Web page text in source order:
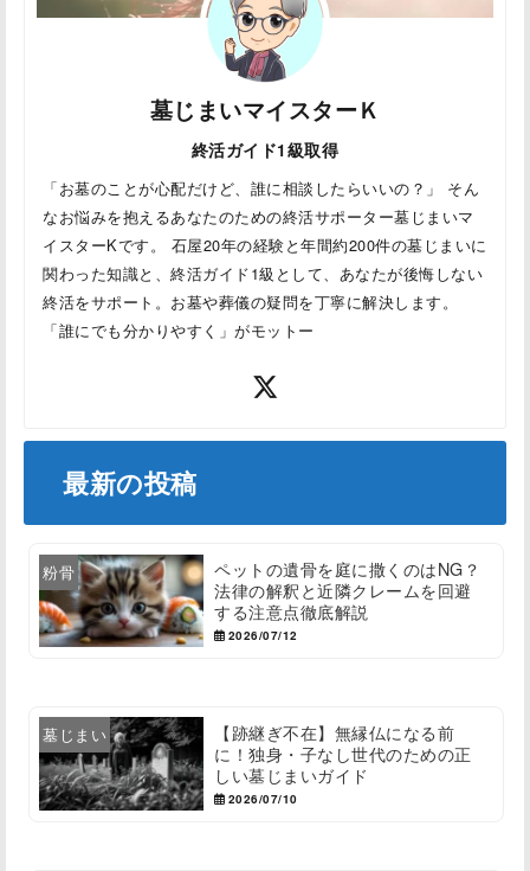
墓じまいマイスターＫ
終活ガイド1級取得
「お墓のことが心配だけど、誰に相談したらいいの？」 そん
なお悩みを抱えるあなたのための終活サポーター墓じまいマ
イスターKです。 石屋20年の経験と年間約200件の墓じまいに
関わった知識と、終活ガイド1級として、あなたが後悔しない
終活をサポート。お墓や葬儀の疑問を丁寧に解決します。
「誰にでも分かりやすく」がモットー
最新の投稿
粉骨
ペットの遺骨を庭に撒くのはNG？
法律の解釈と近隣クレームを回避
する注意点徹底解説
2026/07/12
墓じまい
【跡継ぎ不在】無縁仏になる前
に！独身・子なし世代のための正
しい墓じまいガイド
2026/07/10